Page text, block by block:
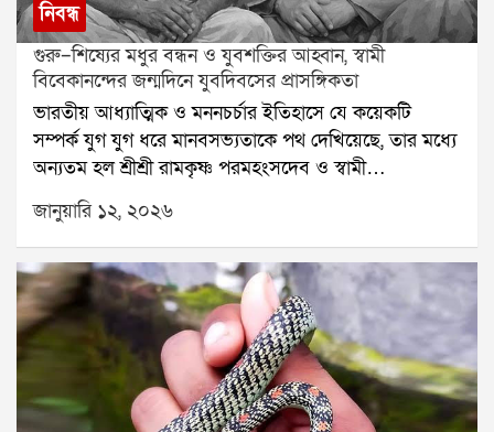
নিবন্ধ
গুরু–শিষ্যের মধুর বন্ধন ও যুবশক্তির আহ্বান, স্বামী
বিবেকানন্দের জন্মদিনে যুবদিবসের প্রাসঙ্গিকতা
ভারতীয় আধ্যাত্মিক ও মননচর্চার ইতিহাসে যে কয়েকটি
সম্পর্ক যুগ যুগ ধরে মানবসভ্যতাকে পথ দেখিয়েছে, তার মধ্যে
অন্যতম হল শ্রীশ্রী রামকৃষ্ণ পরমহংসদেব ও স্বামী
বিবেকানন্দের (তৎকালীন নরেন্দ্রনাথ দত্ত) মধুর গুরুশিষ্য
সম্পর্ক। এই সম্পর্ক কেবল আধ্যাত্মিক সাধনার মধ্যেই
সীমাবদ্ধ ছিল না; বরং তা মানবকল্যাণ, যুবসমাজের জাগরণ ও
জাতিগঠনের এক শক্তিশালী ভিত্তি নির্মাণ করেছিল।সংশয়ী
নরেন্দ্র থেকে অগ্নিপুরুষ বিবেকানন্দউনিশ শতকের কলকাতায়
পাশ্চাত্য শিক্ষায় শিক্ষিত, যুক্তিবাদী ও সংশয়ী যুবক নরেন্দ্রনাথ
দত্ত ঈশ্বরের অস্তিত্ব নিয়ে প্রশ্ন তুলতেন। সেই প্রশ্নের উত্তর
খুঁজতেই দক্ষিণেশ্বরের কালীমন্দিরে তাঁর আগমন এবং
সেখানেই সাক্ষাৎ শ্রীশ্রী রামকৃষ্ণদেবের সঙ্গে। নরেন্দ্রনাথের
জানুয়ারি ১২, ২০২৬